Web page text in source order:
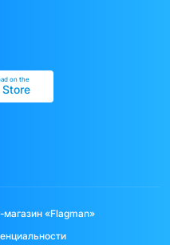
on the
«Flagman»